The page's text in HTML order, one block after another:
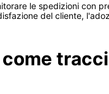
le spedizioni con
del cliente,